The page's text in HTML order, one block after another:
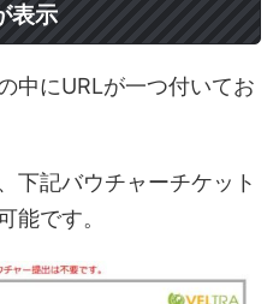
表示
中にURLが一つ付いてお
下記バウチャーチケット
能です。